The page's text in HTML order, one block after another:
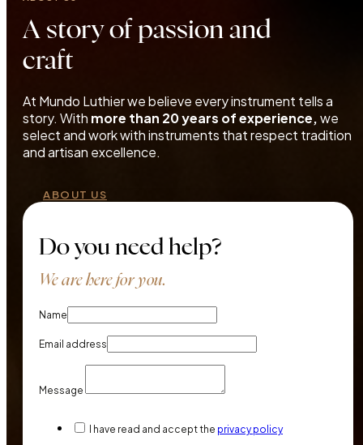
A story of passion and
craft
At Mundo Luthier we believe every instrument tells a
story. With more than 20 years of experience,we
select and work with instruments that respect tradition
and artisan excellence.
ABOUT US
Do you need help?
We are here for you.
Name
Email address
Message
I have read and accept the privacy policy